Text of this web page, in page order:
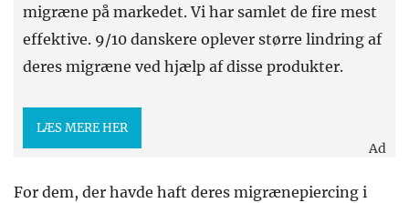
migræne på markedet. Vi har samlet de fire mest
effektive. 9/10 danskere oplever større lindring af
deres migræne ved hjælp af disse produkter.
LÆS MERE HER
Ad
For dem, der havde haft deres migrænepiercing i